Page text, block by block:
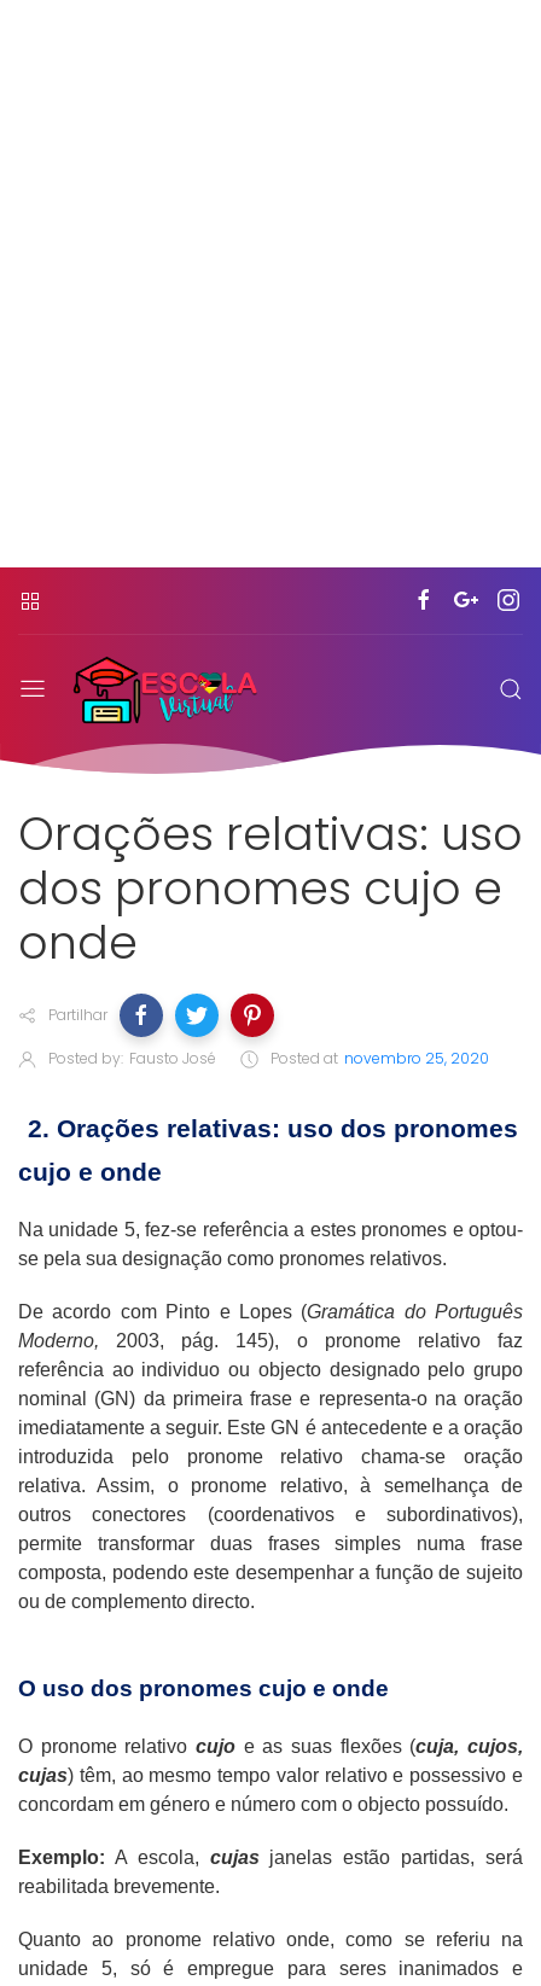
Orações relativas: uso
dos pronomes cujo e
onde
Partilhar
Posted by: Fausto José Posted at novembro 25, 2020
2. Orações relativas: uso dos pronomes
cujo e onde
Na unidade 5, fez-se referência a estes pronomes e optou-
se pela sua designação como pronomes relativos.
De acordo com Pinto e Lopes (Gramática do Português
Moderno, 2003, pág. 145), o pronome relativo faz
referência ao individuo ou objecto designado pelo grupo
nominal (GN) da primeira frase e representa-o na oração
imediatamente a seguir. Este GN é antecedente e a oração
introduzida pelo pronome relativo chama-se oração
relativa. Assim, o pronome relativo, à semelhança de
outros conectores (coordenativos e subordinativos),
permite transformar duas frases simples numa frase
composta, podendo este desempenhar a função de sujeito
ou de complemento directo.
O uso dos pronomes cujo e onde
O pronome relativo cujo e as suas flexões (cuja, cujos,
cujas) têm, ao mesmo tempo valor relativo e possessivo e
concordam em género e número com o objecto possuído.
Exemplo: A escola, cujas janelas estão partidas, será
reabilitada brevemente.
Quanto ao pronome relativo onde, como se referiu na
unidade 5, só é empregue para seres inanimados e